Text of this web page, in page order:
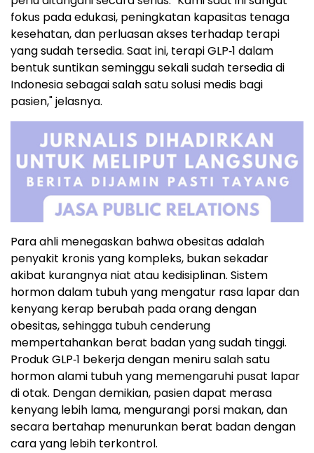
fokus pada edukasi, peningkatan kapasitas tenaga
kesehatan, dan perluasan akses terhadap terapi
yang sudah tersedia. Saat ini, terapi GLP‑1 dalam
bentuk suntikan seminggu sekali sudah tersedia di
Indonesia sebagai salah satu solusi medis bagi
pasien," jelasnya.
Para ahli menegaskan bahwa obesitas adalah
penyakit kronis yang kompleks, bukan sekadar
akibat kurangnya niat atau kedisiplinan. Sistem
hormon dalam tubuh yang mengatur rasa lapar dan
kenyang kerap berubah pada orang dengan
obesitas, sehingga tubuh cenderung
mempertahankan berat badan yang sudah tinggi.
Produk GLP‑1 bekerja dengan meniru salah satu
hormon alami tubuh yang memengaruhi pusat lapar
di otak. Dengan demikian, pasien dapat merasa
kenyang lebih lama, mengurangi porsi makan, dan
secara bertahap menurunkan berat badan dengan
cara yang lebih terkontrol.